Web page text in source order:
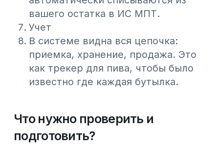
работу с кодами маркировки
Как подготовлена Webkassa к
маркировке пива
При работе с маркировкой есть
небольшие но важные тонкости,
которые касса должна четко
реализована следующим образом:
считанные коды маркировки Data